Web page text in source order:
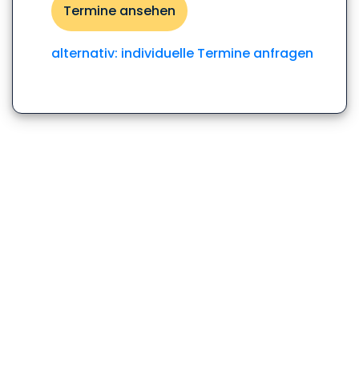
Termine ansehen
alternativ: individuelle Termine anfragen